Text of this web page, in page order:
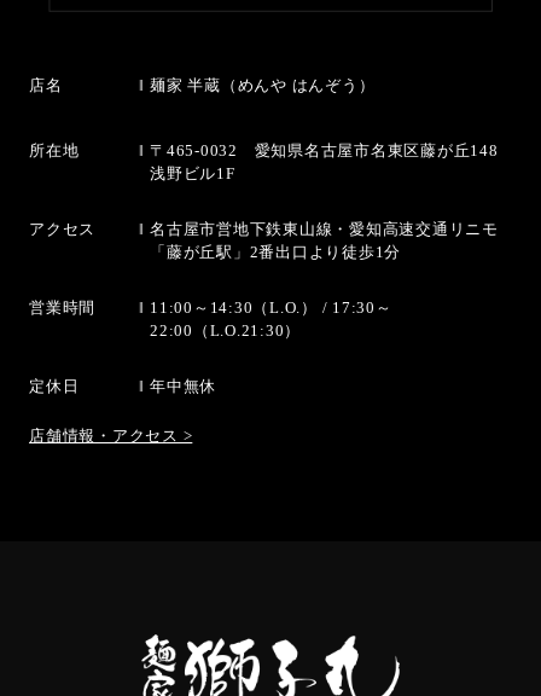
店名 麺家 半蔵（めんや はんぞう）
所在地
〒465-0032 愛知県名古屋市名東区藤が丘148
浅野ビル1F
アクセス
名古屋市営地下鉄東山線・愛知高速交通リニモ
「藤が丘駅」2番出口より徒歩1分
営業時間
11:00～14:30（L.O.） / 17:30～
22:00（L.O.21:30）
定休日 年中無休
店舗情報・アクセス >